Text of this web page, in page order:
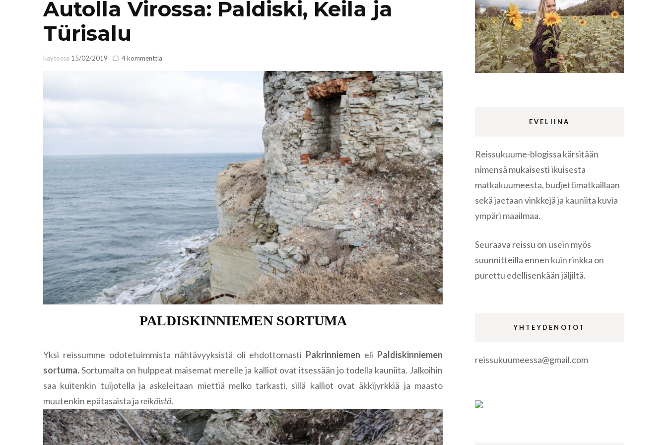
Kaukasia
Alanya
Uzbekistan
Kyzylkum
Samarkand
Hollanti
Edinburgh
Italia
Venetsia
Itävalta
Kreikka
Kreeta
Rethymnon
Kroatia
Kypros
Ayia Napa
Famagusta
Latvia
Riika
Liettua
Klaipėda
Nida
Norja
Leknes
Portugali
Puola
Romania
Bukarest
Sinaia
Ruotsi
Tukholma
Visby
Berliini
Slovenia
Bled
Sermermiut
Lappi
luontopolku
vaellus
Autolla Virossa: Paldiski, Keila ja
Türisalu
käytössä 15/02/2019 4 kommenttia
PALDISKINNIEMEN SORTUMA
Yksi reissumme odotetuimmista nähtävyyksistä oli ehdottomasti Pakrinniemen eli Paldiskinniemen
sortuma.Sortumalta on hulppeat maisemat merelle ja kalliot ovat itsessään jo todella kauniita. Jalkoihin
saa kuitenkin tuijotella ja askeleitaan miettiä melko tarkasti, sillä kalliot ovat äkkijyrkkiä ja maasto
muutenkin epätasaista jareikäistä.
EVELIINA
Reissukuume-blogissa kärsitään
nimensä mukaisesti ikuisesta
matkakuumeesta, budjettimatkaillaan
sekä jaetaan vinkkejä ja kauniita kuvia
ympäri maailmaa.
Seuraava reissu on usein myös
suunnitteilla ennen kuin rinkka on
purettu edellisenkään jäljiltä.
YHTEYDENOTOT
reissukuumeessa@gmail.com